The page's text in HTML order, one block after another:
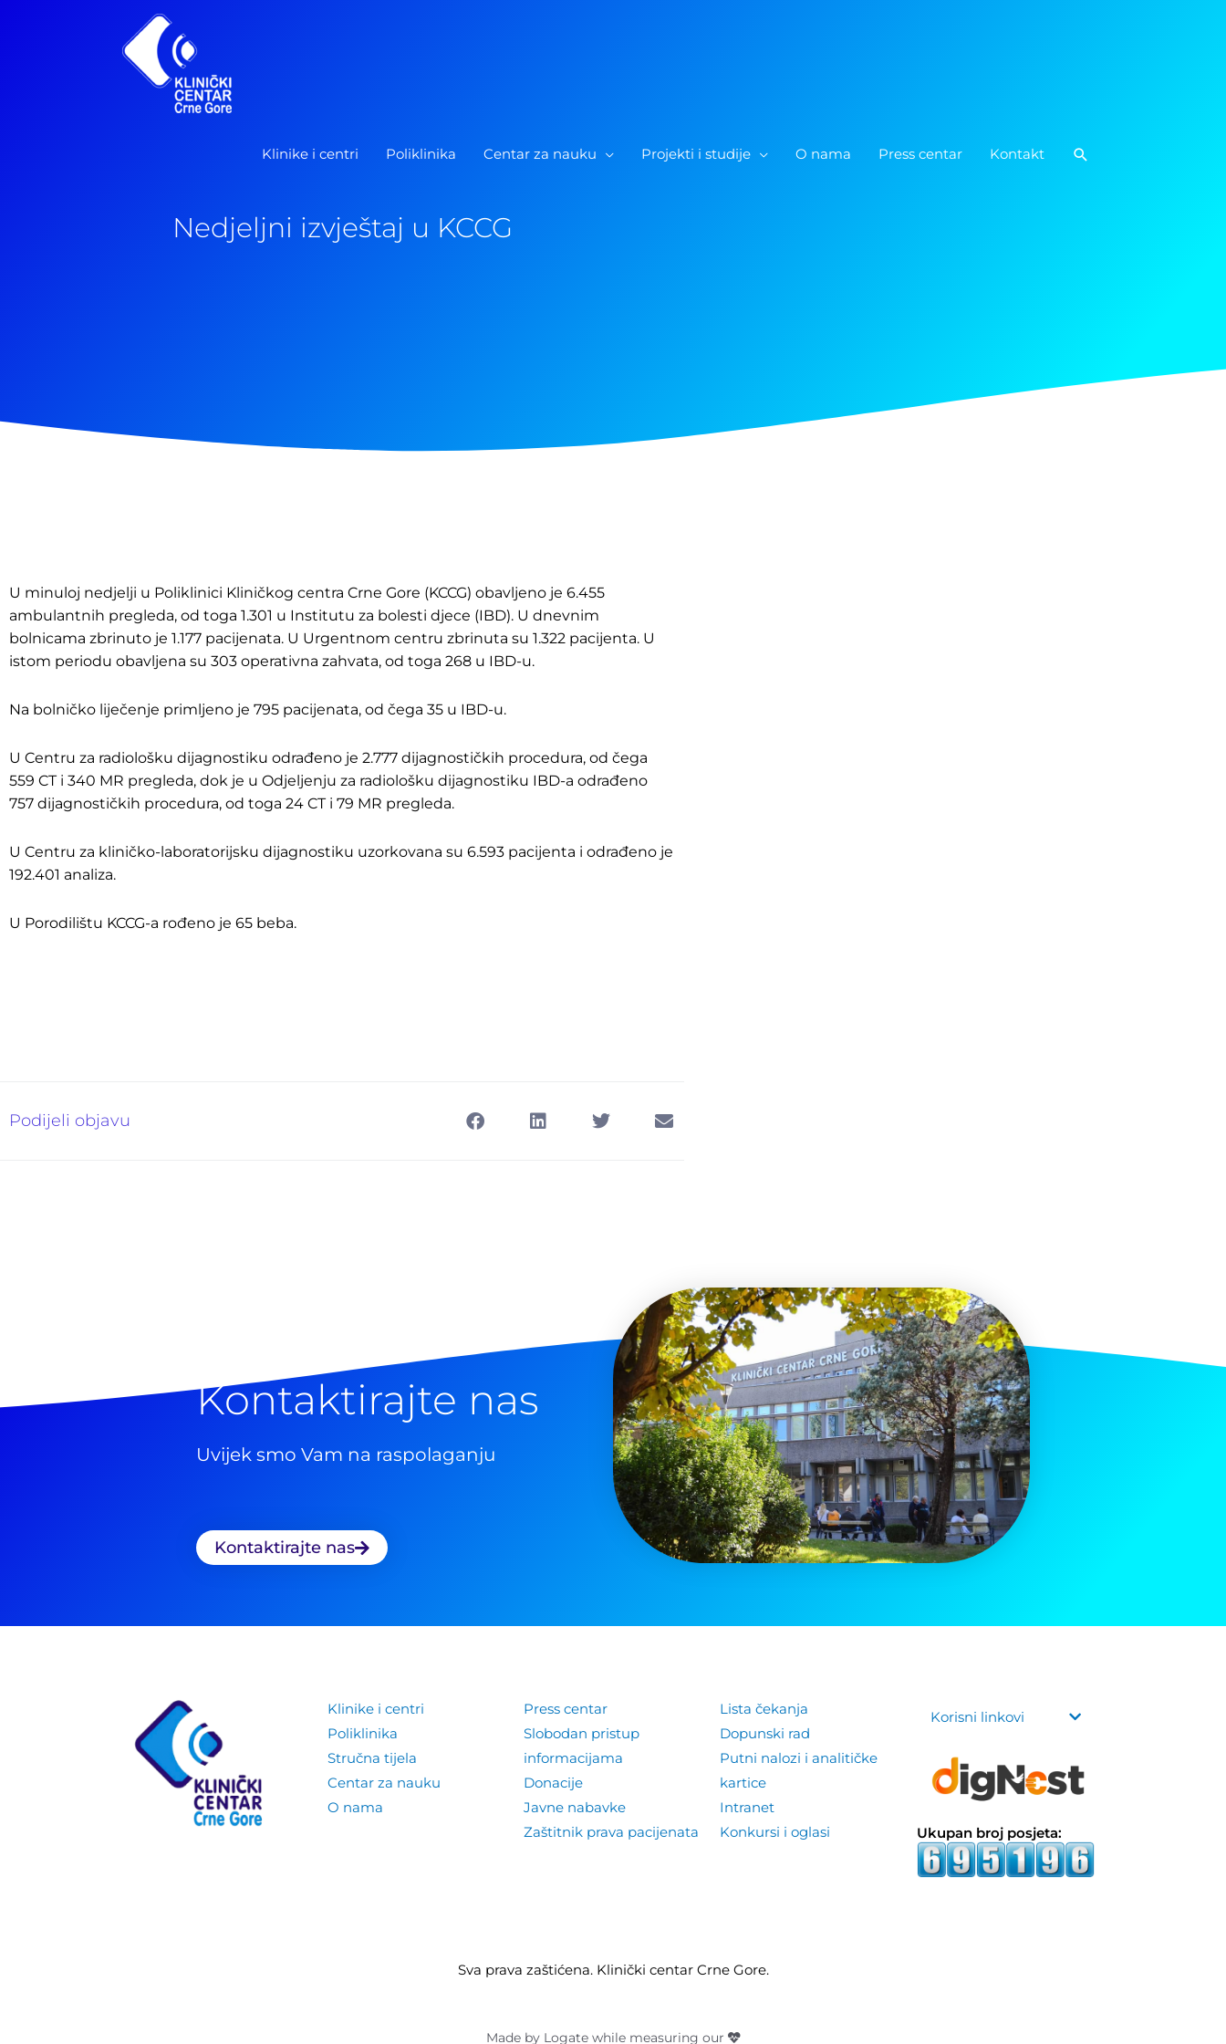
Klinike i centri Poliklinika Centar za nauku Projekti i studije O nama Press centar Kontakt Pretraga
Nedjeljni izvještaj u KCCG
U minuloj nedjelji u Poliklinici Kliničkog centra Crne Gore (KCCG) obavljeno je 6.455
ambulantnih pregleda, od toga 1.301 u Institutu za bolesti djece (IBD). U dnevnim
bolnicama zbrinuto je 1.177 pacijenata. U Urgentnom centru zbrinuta su 1.322 pacijenta. U
istom periodu obavljena su 303 operativna zahvata, od toga 268 u IBD-u.
Na bolničko liječenje primljeno je 795 pacijenata, od čega 35 u IBD-u.
U Centru za radiološku dijagnostiku odrađeno je 2.777 dijagnostičkih procedura, od čega
559 CT i 340 MR pregleda, dok je u Odjeljenju za radiološku dijagnostiku IBD-a odrađeno
757 dijagnostičkih procedura, od toga 24 CT i 79 MR pregleda.
U Centru za kliničko-laboratorijsku dijagnostiku uzorkovana su 6.593 pacijenta i odrađeno je
192.401 analiza.
U Porodilištu KCCG-a rođeno je 65 beba.
Podijeli objavu
Kontaktirajte nas
Uvijek smo Vam na raspolaganju
Kontaktirajte nas
Klinike i centri
Poliklinika
Stručna tijela
Centar za nauku
O nama
Press centar
Slobodan pristup
informacijama
Donacije
Javne nabavke
Zaštitnik prava pacijenata
Lista čekanja
Dopunski rad
Putni nalozi i analitičke
kartice
Intranet
Konkursi i oglasi
Korisni linkovi
Ukupan broj posjeta:
Sva prava zaštićena. Klinički centar Crne Gore.
Made by Logate while measuring our